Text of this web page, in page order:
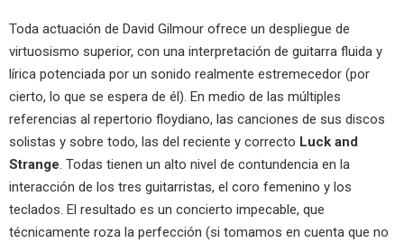
Toda actuación de David Gilmour ofrece un despliegue de
virtuosismo superior, con una interpretación de guitarra fluida y
lírica potenciada por un sonido realmente estremecedor (por
cierto, lo que se espera de él). En medio de las múltiples
referencias al repertorio floydiano, las canciones de sus discos
solistas y sobre todo, las del reciente y correcto Luck and
Strange. Todas tienen un alto nivel de contundencia en la
interacción de los tres guitarristas, el coro femenino y los
teclados. El resultado es un concierto impecable, que
técnicamente roza la perfección (si tomamos en cuenta que no